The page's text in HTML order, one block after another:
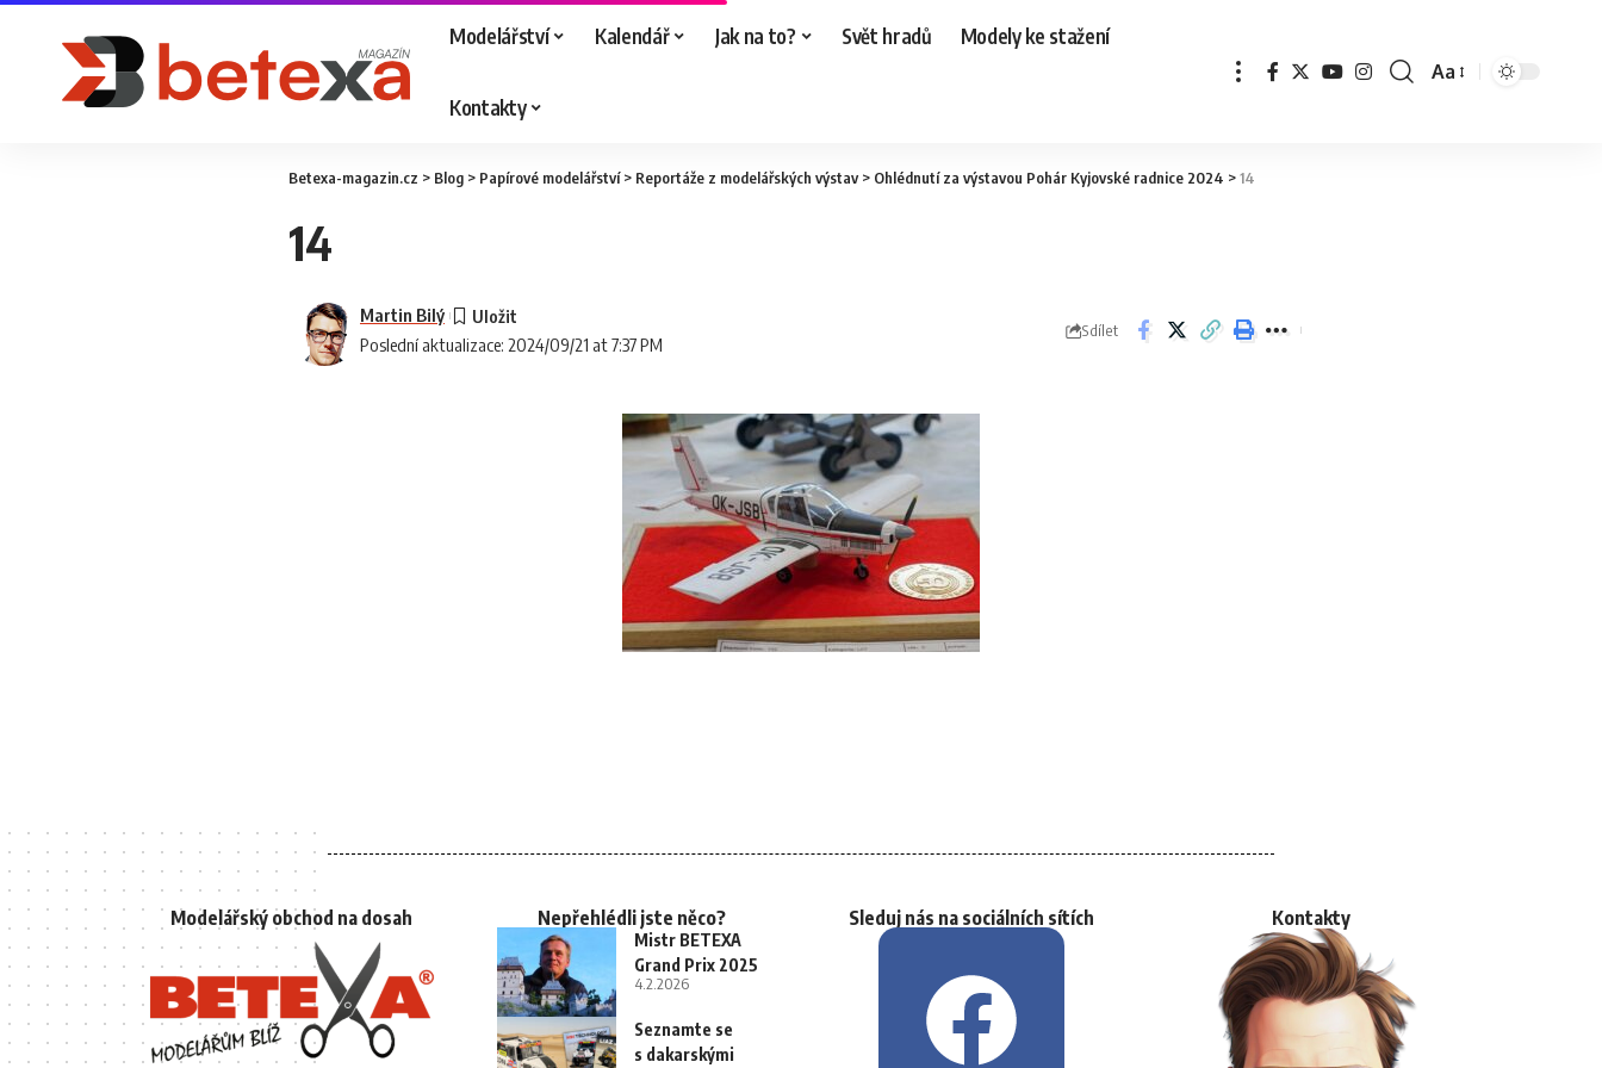
Modelářství Kalendář Jak na to? Svět hradů Modely ke stažení
Kontakty
Aa
Betexa-magazin.cz > Blog > Papírové modelářství> Reportáže z modelářských výstav> Ohlédnutí za výstavou Pohár Kyjovské radnice 2024 >14
14
Poslední aktualizace: 2024/09/21 at 7:37 PM
Martin Bilý
Sdílet
Modelářský obchod na dosah Nepřehlédli jste něco?
Mistr BETEXA
Grand Prix 2025
4.2.2026
Seznamte se
s dakarskými
Sleduj nás na sociálních sítích Kontakty